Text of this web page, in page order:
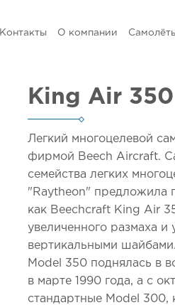
Контакты О компании
King Air 350
Легкий многоцелевой
фирмой Beech Aircraft.
семейства легких
"Raytheon" предложила
как Beechcraft King Air
увеличенного размаха
вертикальными
Model 350 поднялась в
в марте 1990 года, а с
стандартные Model 300,